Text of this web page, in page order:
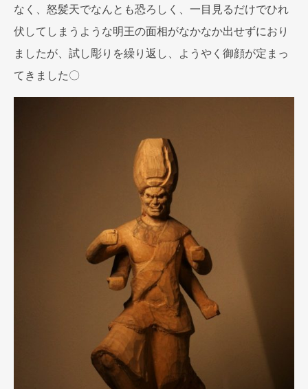
なく、怒髪天でなんとも恐ろしく、一目見るだけでひれ
伏してしまうような明王の面相がなかなか出せずにおり
ましたが、試し彫りを繰り返し、ようやく御顔が定まっ
てきました〇